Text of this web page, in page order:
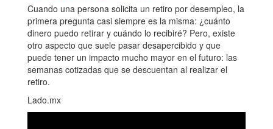
Cuando una persona solicita un retiro por desempleo, la
primera pregunta casi siempre es la misma: ¿cuánto
dinero puedo retirar y cuándo lo recibiré? Pero, existe
otro aspecto que suele pasar desapercibido y que
puede tener un impacto mucho mayor en el futuro: las
semanas cotizadas que se descuentan al realizar el
retiro.
Lado.mx